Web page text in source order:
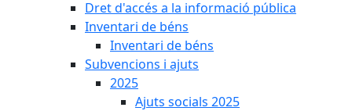
Dret d'accés a la informació pública
Inventari de béns
Inventari de béns
Subvencions i ajuts
2025
Ajuts socials 2025